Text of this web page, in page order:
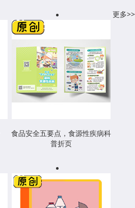
更多>>
食品安全五要点，食源性疾病科
普折页